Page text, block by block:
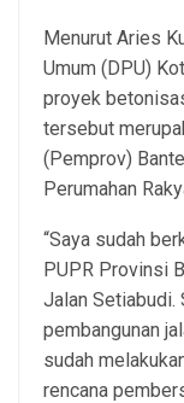
Menurut Aries
Umum (DPU)
proyek
tersebut
(Pemprov)
Perumahan
“Saya sudah
PUPR Provinsi
Jalan Setiabudi.
pembangunan
sudah
rencana